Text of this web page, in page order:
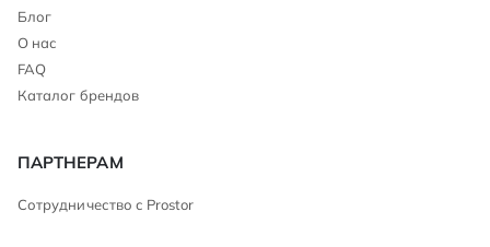
Блог
О нас
FAQ
Каталог брендов
ПАРТНЕРАМ
Сотрудничество с Prostor